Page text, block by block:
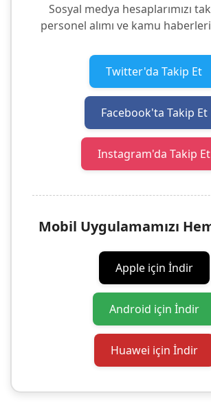
Sosyal medya hesaplarımızı
personel alımı ve kamu
Twitter'da Takip Et
Facebook'ta Takip Et
Instagram'da Takip Et
Mobil Uygulamamızı
Apple için İndir
Android için İndir
Huawei için İndir